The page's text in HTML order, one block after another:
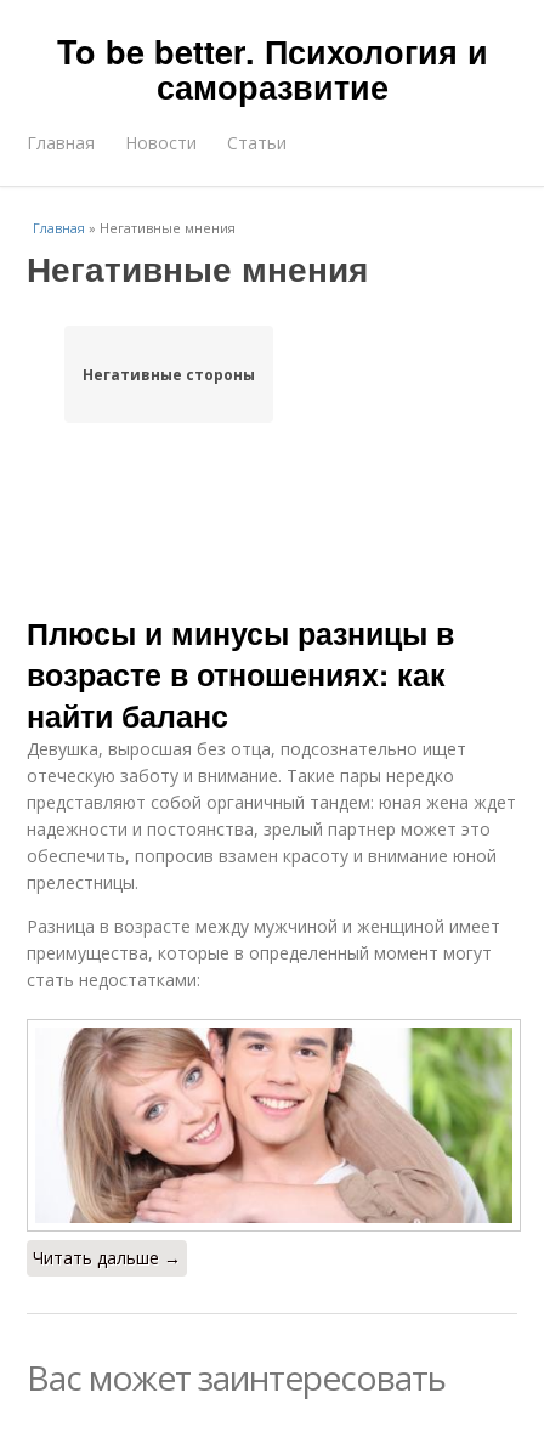
To be better. Психология и
саморазвитие
Главная Новости Статьи
Главная » Негативные мнения
Негативные мнения
Негативные стороны
Плюсы и минусы разницы в
возрасте в отношениях: как
найти баланс
Девушка, выросшая без отца, подсознательно ищет
отеческую заботу и внимание. Такие пары нередко
представляют собой органичный тандем: юная жена ждет
надежности и постоянства, зрелый партнер может это
обеспечить, попросив взамен красоту и внимание юной
прелестницы.
Разница в возрасте между мужчиной и женщиной имеет
преимущества, которые в определенный момент могут
стать недостатками:
Читать дальше →
Вас может заинтересовать